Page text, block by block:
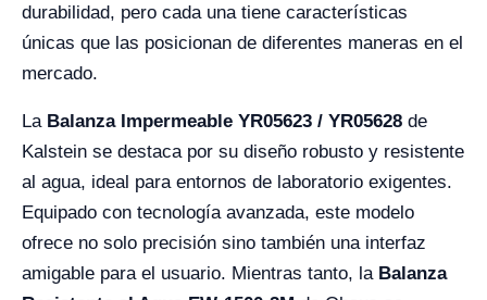
durabilidad, pero cada una tiene características
únicas que las posicionan de diferentes maneras en el
mercado.
La Balanza Impermeable YR05623 / YR05628 de
Kalstein se destaca por su diseño robusto y resistente
al agua, ideal para entornos de laboratorio exigentes.
Equipado con tecnología avanzada, este modelo
ofrece no solo precisión sino también una interfaz
amigable para el usuario. Mientras tanto, la Balanza